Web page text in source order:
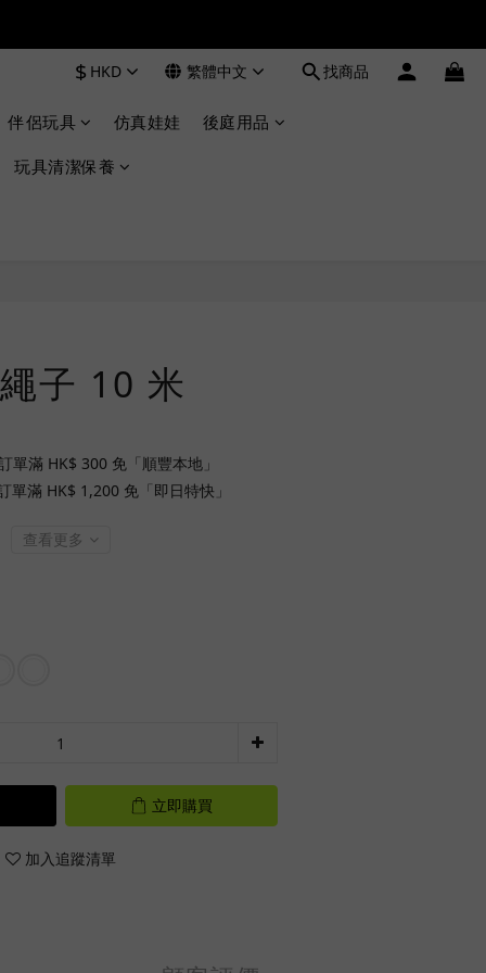
$ HKD 繁體中文 找商品
伴侶玩具 仿真娃娃 後庭用品
玩具清潔保養
子 10 米
單滿 HK$ 300 免「順豐本地」
單滿 HK$ 1,200 免「即日特快」
查看更多
立即購買
加入追蹤清單